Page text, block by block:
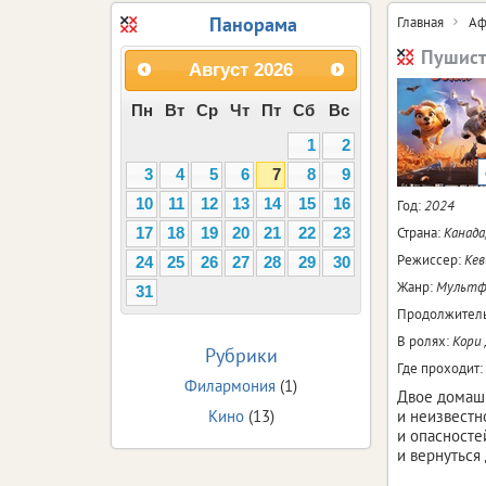
Главная
Год:2024
Страна:
Режиссер:
Жанр:
В ролях:Кори
Где проходит:
Двое
и
и
и
Панорама
Август 2026
Пн Вт Ср Чт Пт Сб
Вс
1
2
3
4 5 6 7 8
9
10
11 12 13 14 15
16
17
18 19 20 21 22
23
24
25 26 27 28 29
30
31
Рубрики
Филармония (1)
Кино(13)